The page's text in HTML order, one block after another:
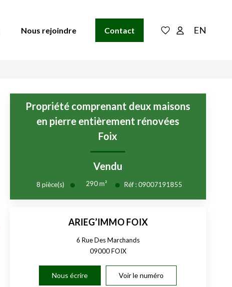
Nous rejoindre Contact EN
Propriété comprenant deux maisons
en pierre entièrement rénovées
Foix
Vendu
8pièce(s) 290m² Réf :09007191855
ARIEG’IMMO FOIX
6 Rue Des Marchands
09000FOIX
Nous écrire Voir le numéro